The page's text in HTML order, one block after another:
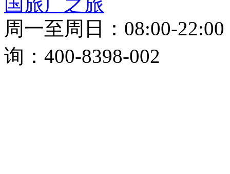
CJ000014
Copyright © 2016-2021
Reserved